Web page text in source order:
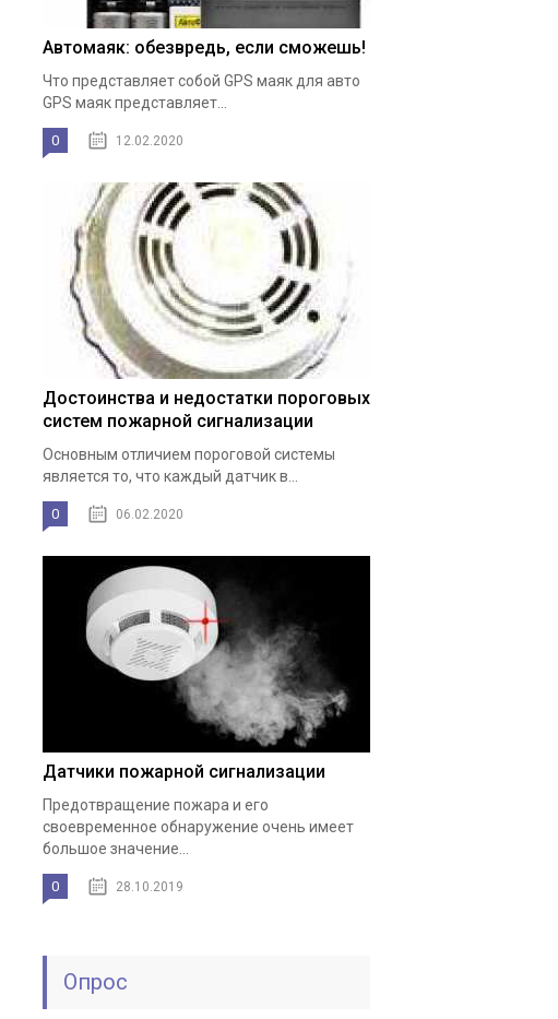
Автомаяк: обезвредь, если сможешь!
Что представляет собой GPS маяк для авто
GPS маяк представляет...
0 12.02.2020
Достоинства и недостатки пороговых
систем пожарной сигнализации
Основным отличием пороговой системы
является то, что каждый датчик в...
0 06.02.2020
Датчики пожарной сигнализации
Предотвращение пожара и его
своевременное обнаружение очень имеет
большое значение...
0 28.10.2019
Опрос